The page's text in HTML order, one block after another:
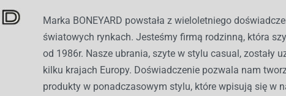
Marka BONEYARD powstała z wieloletniego
światowych rynkach. Jesteśmy firmą rodzinną, która
od 1986r. Nasze ubrania, szyte w stylu casual, zostały
kilku krajach Europy. Doświadczenie pozwala nam
produkty w ponadczasowym stylu, które wpisują się w